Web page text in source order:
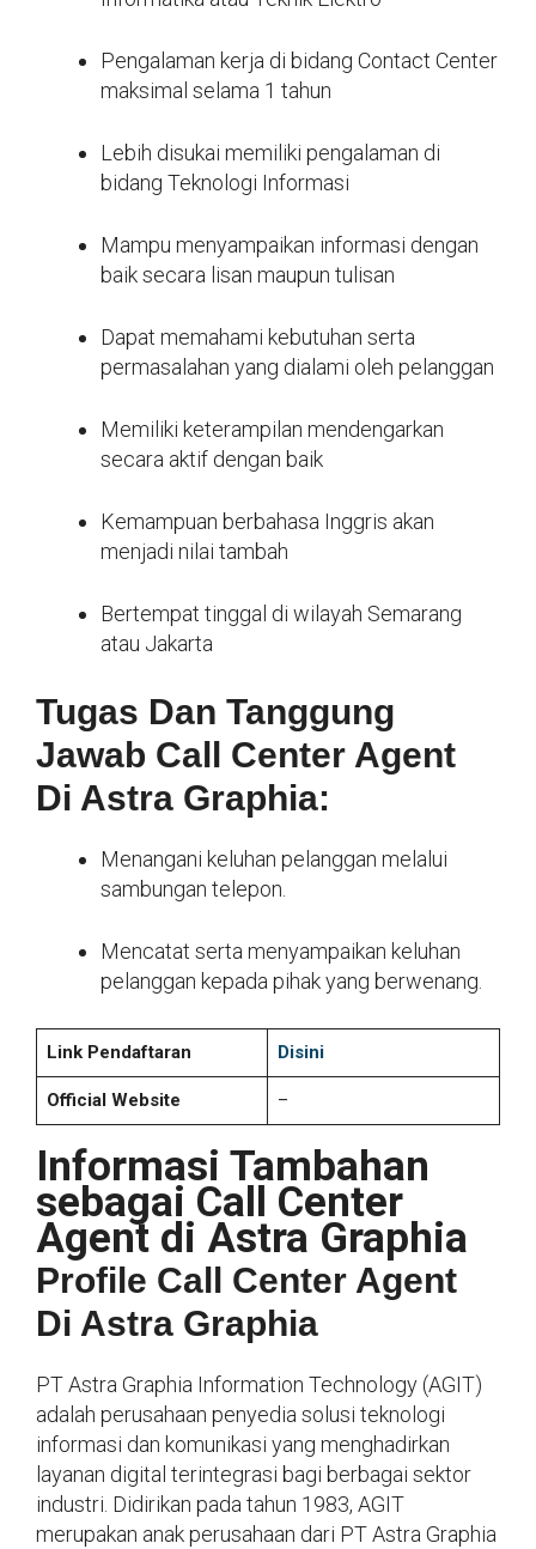
Pengalaman kerja di bidang Contact Center
maksimal selama 1 tahun
Lebih disukai memiliki pengalaman di
bidang Teknologi Informasi
Mampu menyampaikan informasi dengan
baik secara lisan maupun tulisan
Dapat memahami kebutuhan serta
permasalahan yang dialami oleh pelanggan
Memiliki keterampilan mendengarkan
secara aktif dengan baik
Kemampuan berbahasa Inggris akan
menjadi nilai tambah
Bertempat tinggal di wilayah Semarang
atau Jakarta
Tugas Dan Tanggung
Jawab Call Center Agent
Di Astra Graphia:
Menangani keluhan pelanggan melalui
sambungan telepon.
Mencatat serta menyampaikan keluhan
pelanggan kepada pihak yang berwenang.
Link Pendaftaran Disini
Official Website –
Informasi Tambahan
sebagai Call Center
Agent di Astra Graphia
Profile Call Center Agent
Di Astra Graphia
PT Astra Graphia Information Technology (AGIT)
adalah perusahaan penyedia solusi teknologi
informasi dan komunikasi yang menghadirkan
layanan digital terintegrasi bagi berbagai sektor
industri. Didirikan pada tahun 1983, AGIT
merupakan anak perusahaan dari PT Astra Graphia